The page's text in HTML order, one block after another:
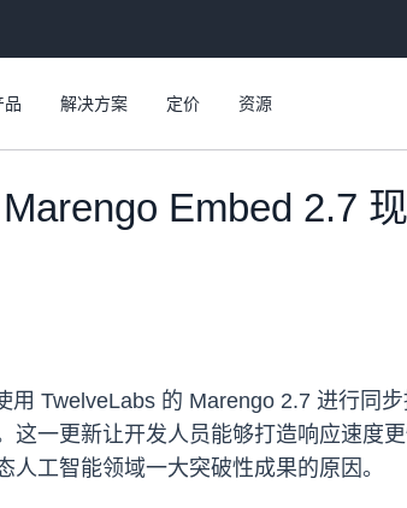
品 解决方案 定价 资源
Embed 2.7
用 TwelveLabs 的 Marengo 2.7 进行同
这一更新让开发人员能够打造响应速度
工智能领域一大突破性成果的原因。